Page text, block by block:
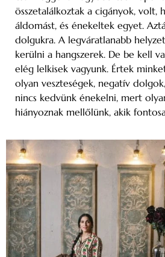
összetalálkoztak a cigányok, volt,
áldomást, és énekeltek egyet.
dolgukra. A legváratlanabb
kerülni a hangszerek. De be kell
elég lelkisek vagyunk. Értek
olyan veszteségek, negatív
nincs kedvünk énekelni, mert
hiányoznak mellőlünk, akik